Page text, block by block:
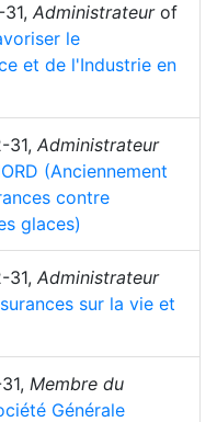
31, Administrateurof
le
et de l'Industrie en
31, Administrateur
(Anciennement
contre
glaces)
31, Administrateur
sur la vie et
, Membre du
Générale